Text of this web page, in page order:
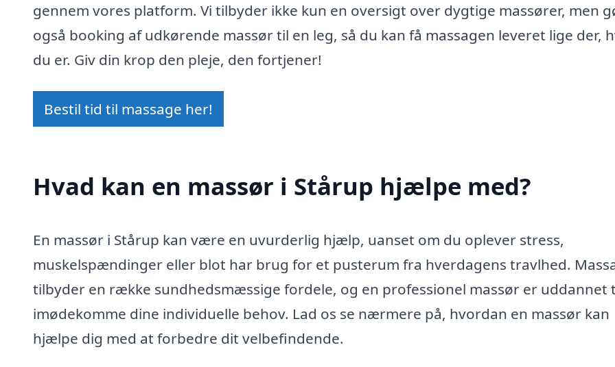
gennem vores platform. Vi tilbyder ikke kun en oversigt over dygtige massører, men
også booking af udkørende massør til en leg, så du kan få massagen leveret lige der,
du er. Giv din krop den pleje, den fortjener!
Bestil tid til massage her!
Hvad kan en massør i Stårup hjælpe med?
En massør i Stårup kan være en uvurderlig hjælp, uanset om du oplever stress,
muskelspændinger eller blot har brug for et pusterum fra hverdagens travlhed.
tilbyder en række sundhedsmæssige fordele, og en professionel massør er uddannet
imødekomme dine individuelle behov. Lad os se nærmere på, hvordan en massør kan
hjælpe dig med at forbedre dit velbefindende.